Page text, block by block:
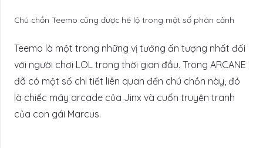
Chú chồn Teemo cũng được hé lộ trong một số phân cảnh
Teemo là một trong những vị tướng ấn tượng nhất đối
với người chơi LOL trong thời gian đầu. Trong ARCANE
đã có một số chi tiết liên quan đến chú chồn này, đó
là chiếc máy arcade của Jinx và cuốn truyện tranh
của con gái Marcus.